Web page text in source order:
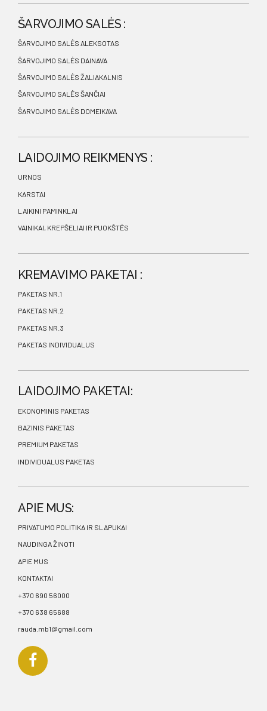
ŠARVOJIMO SALĖS :
ŠARVOJIMO SALĖS ALEKSOTAS
ŠARVOJIMO SALĖS DAINAVA
ŠARVOJIMO SALĖS ŽALIAKALNIS
ŠARVOJIMO SALĖS ŠANČIAI
ŠARVOJIMO SALĖS DOMEIKAVA
LAIDOJIMO REIKMENYS :
URNOS
KARSTAI
LAIKINI PAMINKLAI
VAINIKAI, KREPŠELIAI IR PUOKŠTĖS
KREMAVIMO PAKETAI :
PAKETAS NR.1
PAKETAS NR.2
PAKETAS NR.3
PAKETAS INDIVIDUALUS
LAIDOJIMO PAKETAI:
EKONOMINIS PAKETAS
BAZINIS PAKETAS
PREMIUM PAKETAS
INDIVIDUALUS PAKETAS
APIE MUS:
PRIVATUMO POLITIKA IR SLAPUKAI
NAUDINGA ŽINOTI
APIE MUS
KONTAKTAI
+370 690 56000
+370 638 65688
rauda.mb1@gmail.com